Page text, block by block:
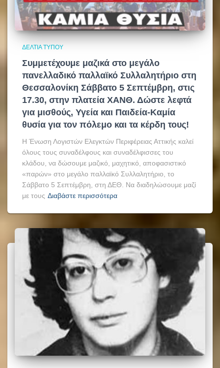
ΔΕΛΤΊΑ ΤΎΠΟΥ
Συμμετέχουμε μαζικά στο μεγάλο
πανελλαδικό παλλαϊκό Συλλαλητήριο στη
Θεσσαλονίκη Σάββατο 5 Σεπτέμβρη, στις
17.30, στην πλατεία ΧΑΝΘ. Δώστε λεφτά
για μισθούς, Υγεία και Παιδεία-Καμία
θυσία για τον πόλεμο και τα κέρδη τους!
Η Ένωση Λογιστών Ελεγκτών Περιφέρειας Αττικής καλεί
όλους τους συναδέλφους και συναδέλφισσες του
κλάδου, να δώσουμε μαζικό, μαχητικό, αποφασιστικό
«παρών» στο μεγάλο παλλαϊκό Συλλαλητήριο, το
Σάββατο 5 Σεπτέμβρη, στη ΔΕΘ. Να διαδηλώσουμε μαζί
με τους Διαβάστε περισσότερα